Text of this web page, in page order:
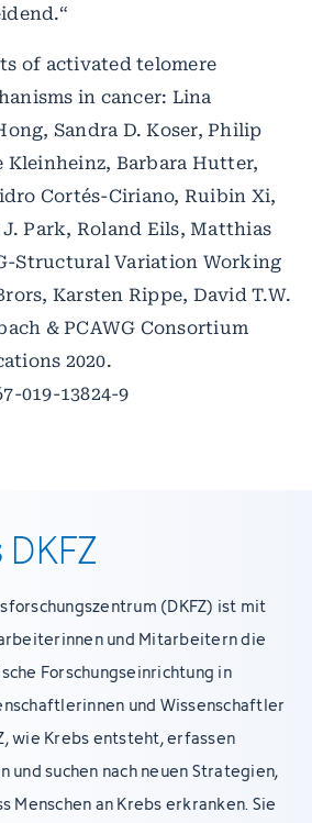
of activated telomere
in cancer: Lina
Sandra D. Koser, Philip
Kleinheinz, Barbara Hutter,
Cortés-Ciriano, Ruibin Xi,
Park, Roland Eils, Matthias
Structural Variation Working
Karsten Rippe, David T.W.
& PCAWG Consortium
2020.
019-13824-9
DKFZ
(DKFZ) ist mit
und Mitarbeitern die
Forschungseinrichtung in
und Wissenschaftler
wie Krebs entsteht, erfassen
suchen nach neuen Strategien,
Menschen an Krebs erkranken. Sie